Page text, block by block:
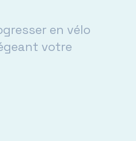
en vélo
votre